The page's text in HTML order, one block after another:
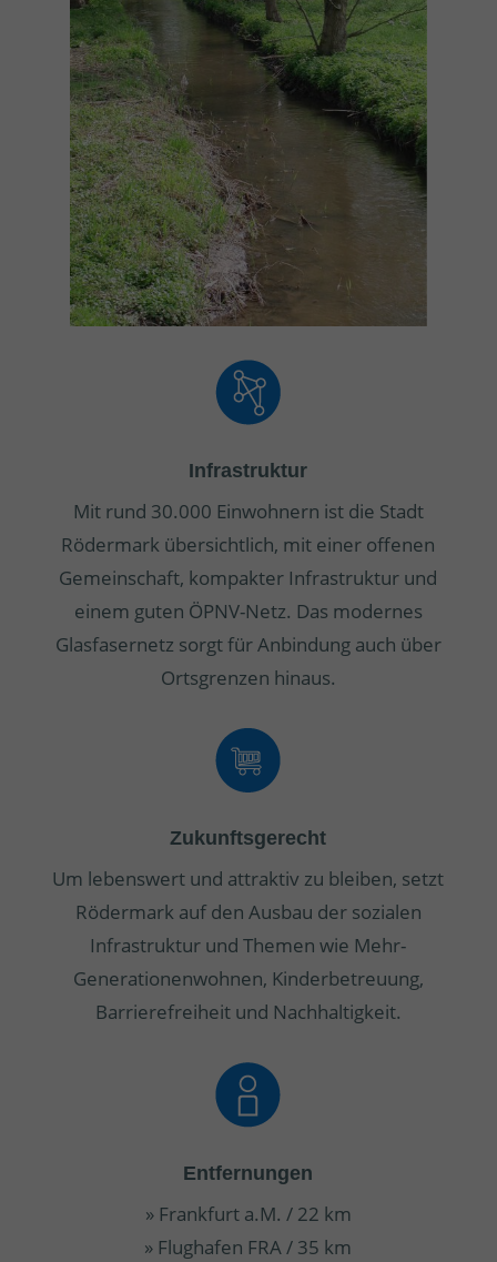
Infrastruktur
Mit rund 30.000 Einwohnern ist die Stadt
Rödermark übersichtlich, mit einer offenen
Gemeinschaft, kompakter Infrastruktur und
einem guten ÖPNV-Netz. Das modernes
Glasfasernetz sorgt für Anbindung auch über
Ortsgrenzen hinaus.
Zukunftsgerecht
Um lebenswert und attraktiv zu bleiben, setzt
Rödermark auf den Ausbau der sozialen
Infrastruktur und Themen wie Mehr-
Generationenwohnen, Kinderbetreuung,
Barrierefreiheit und Nachhaltigkeit.
Entfernungen
» Frankfurt a.M. / 22 km
» Flughafen FRA / 35 km